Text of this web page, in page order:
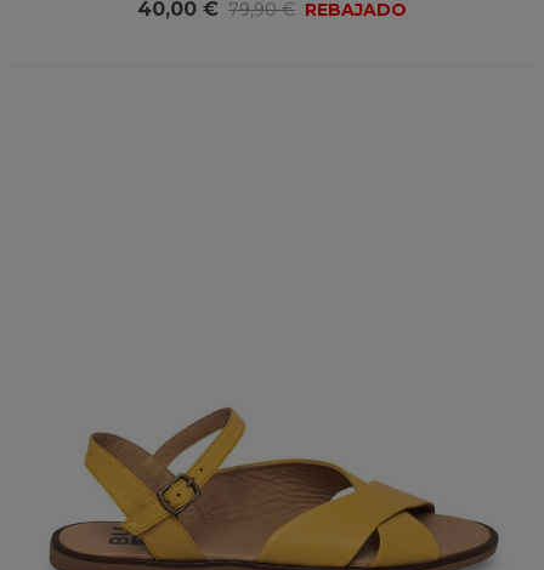
40,00 € 79,90 € REBAJADO